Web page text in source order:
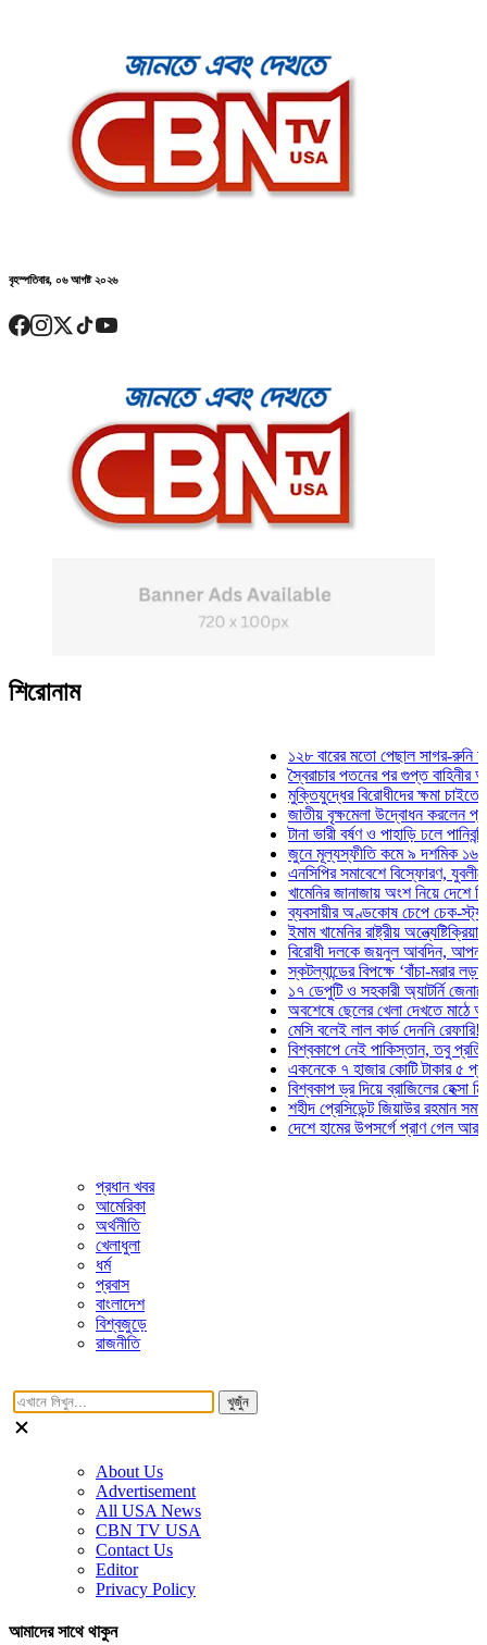
বৃহস্পতিবার, ০৬ আগষ্ট ২০২৬
শিরোনাম
১২৮ বারের মতো পেছাল সাগর-রুনি হত্যা
স্বৈরাচার পতনের পর গুপ্ত বাহিনীর
মুক্তিযুদ্ধের বিরোধীদের ক্ষমা চাইতে হবে:
জাতীয় বৃক্ষমেলা উদ্বোধন করলেন প্রধানমন্ত্রী
টানা ভারী বর্ষণ ও পাহাড়ি ঢলে পানিবন্দি
জুনে মূল্যস্ফীতি কমে ৯ দশমিক ১৬ শতাংশ
এনসিপির সমাবেশে বিস্ফোরণ, যুবলীগের দুই
খামেনির জানাজায় অংশ নিয়ে দেশে ফিরলেন
ব্যবসায়ীর অণ্ডকোষ চেপে চেক-স্ট্যাম্পে
ইমাম খামেনির রাষ্ট্রীয় অন্ত্যেষ্টিক্রিয়ায়
বিরোধী দলকে জয়নুল আবদিন, আপনারা ৭১
স্কটল্যান্ডের বিপক্ষে ‘বাঁচা-মরার লড়াইয়ে’
১৭ ডেপুটি ও সহকারী অ্যাটর্নি জেনারেলের
অবশেষে ছেলের খেলা দেখতে মাঠে আসছেন
মেসি বলেই লাল কার্ড দেননি রেফারি! ফাউল
বিশ্বকাপে নেই পাকিস্তান, তবু প্রতিটি
একনেকে ৭ হাজার কোটি টাকার ৫ প্রকল্পের
বিশ্বকাপ ড্র দিয়ে ব্রাজিলের হেক্সা মিশন শুরু
শহীদ প্রেসিডেন্ট জিয়াউর রহমান সমাধিতে
দেশে হামের উপসর্গে প্রাণ গেল আরও ৮
প্রধান খবর
আমেরিকা
অর্থনীতি
খেলাধুলা
ধর্ম
প্রবাস
বাংলাদেশ
বিশ্বজুড়ে
রাজনীতি
খুজুঁন
About Us
Advertisement
All USA News
CBN TV USA
Contact Us
Editor
Privacy Policy
আমাদের সাথে থাকুন